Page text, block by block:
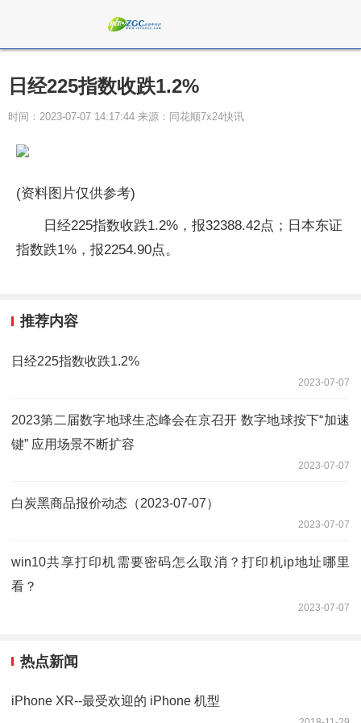
日经225指数收跌1.2%
时间：2023-07-07 14:17:44 来源：同花顺7x24快讯
(资料图片仅供参考)
日经225指数收跌1.2%，报32388.42点；日本东证
指数跌1%，报2254.90点。
推荐内容
日经225指数收跌1.2%
2023-07-07
2023第二届数字地球生态峰会在京召开 数字地球按下“加速
键” 应用场景不断扩容
2023-07-07
白炭黑商品报价动态（2023-07-07）
2023-07-07
win10共享打印机需要密码怎么取消？打印机ip地址哪里
看？
2023-07-07
热点新闻
iPhone XR--最受欢迎的 iPhone 机型